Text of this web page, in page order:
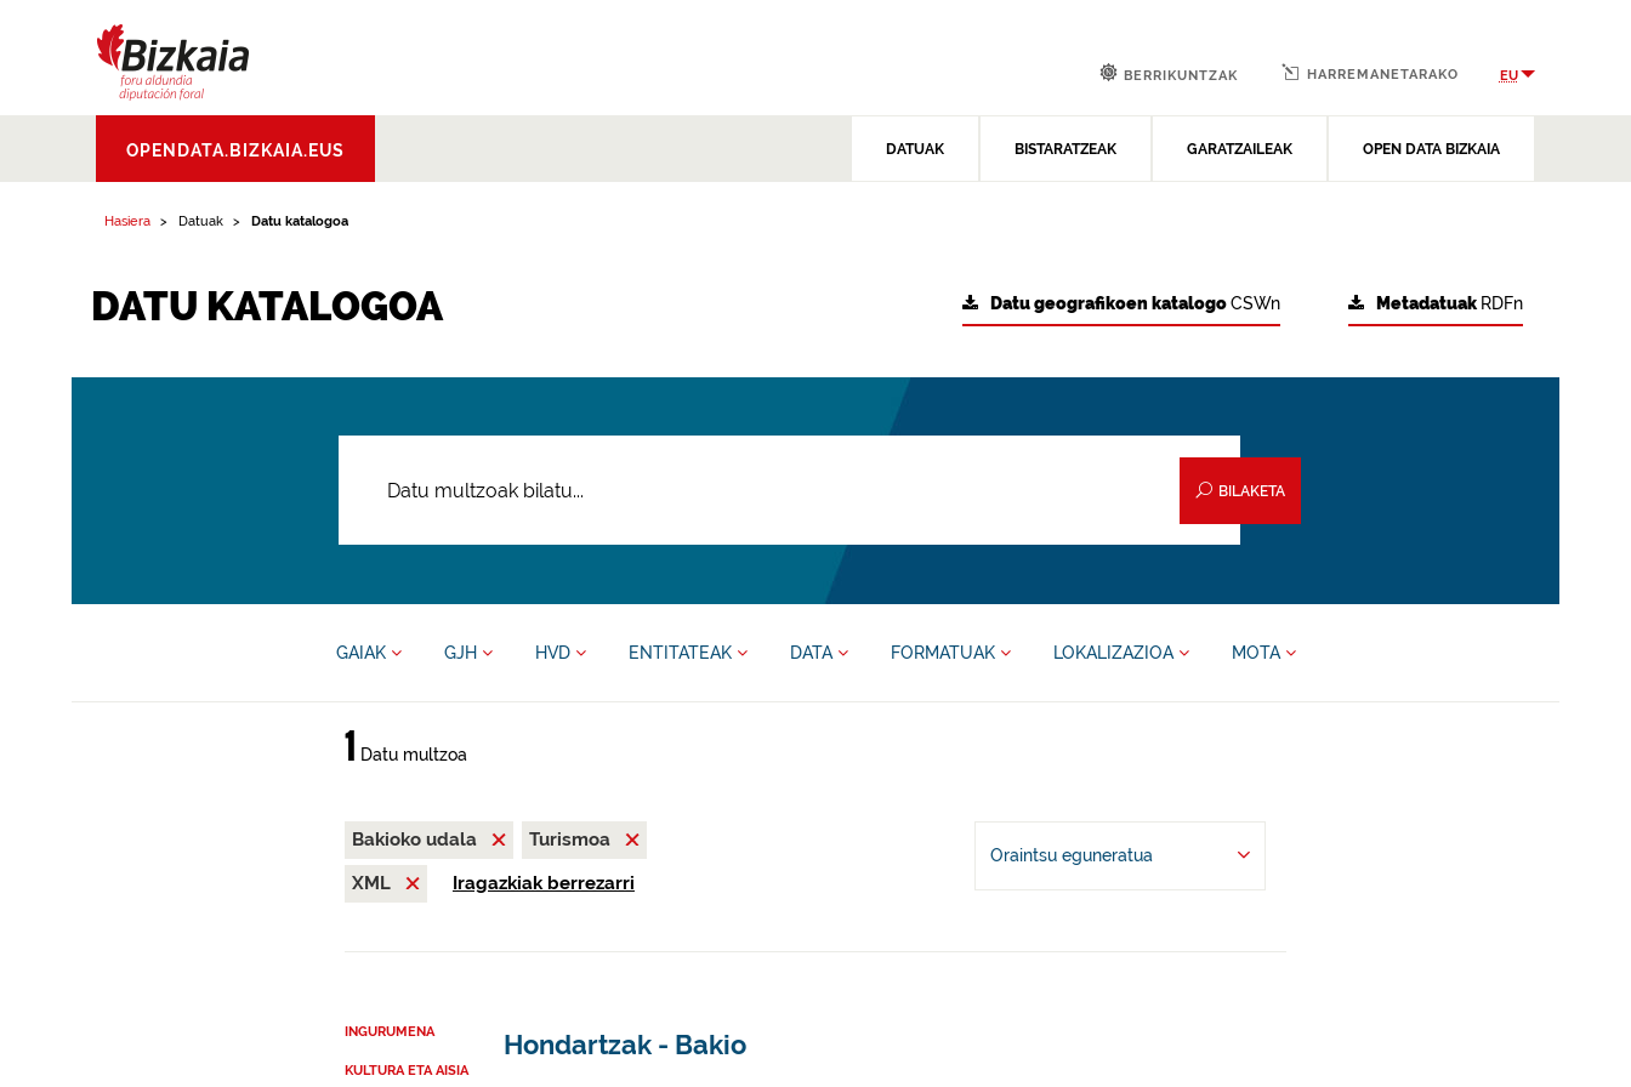
Aldundia.Diputacion
Foral de Bizkaia
OPENDATA.BIZKAIA.EUS DATUAK BISTARATZEAK GARATZAILEAK OPEN DATA BIZKAIA
BERRIKUNTZAK HARREMANETARAKO EU
Hasiera Datuak Datu katalogoa
DATU KATALOGOA Metadatuak RDFn
Datu geografikoen katalogoCSWn
BILAKETA
GAIAK GJH HVD ENTITATEAK DATA FORMATUAK LOKALIZAZIOA MOTA
1 Datu multzoa
Bakioko udala
Turismoa
XML
Iragazkiak berrezarri
Oraintsu eguneratua
INGURUMENA
KULTURA ETA AISIA
Hondartzak - Bakio